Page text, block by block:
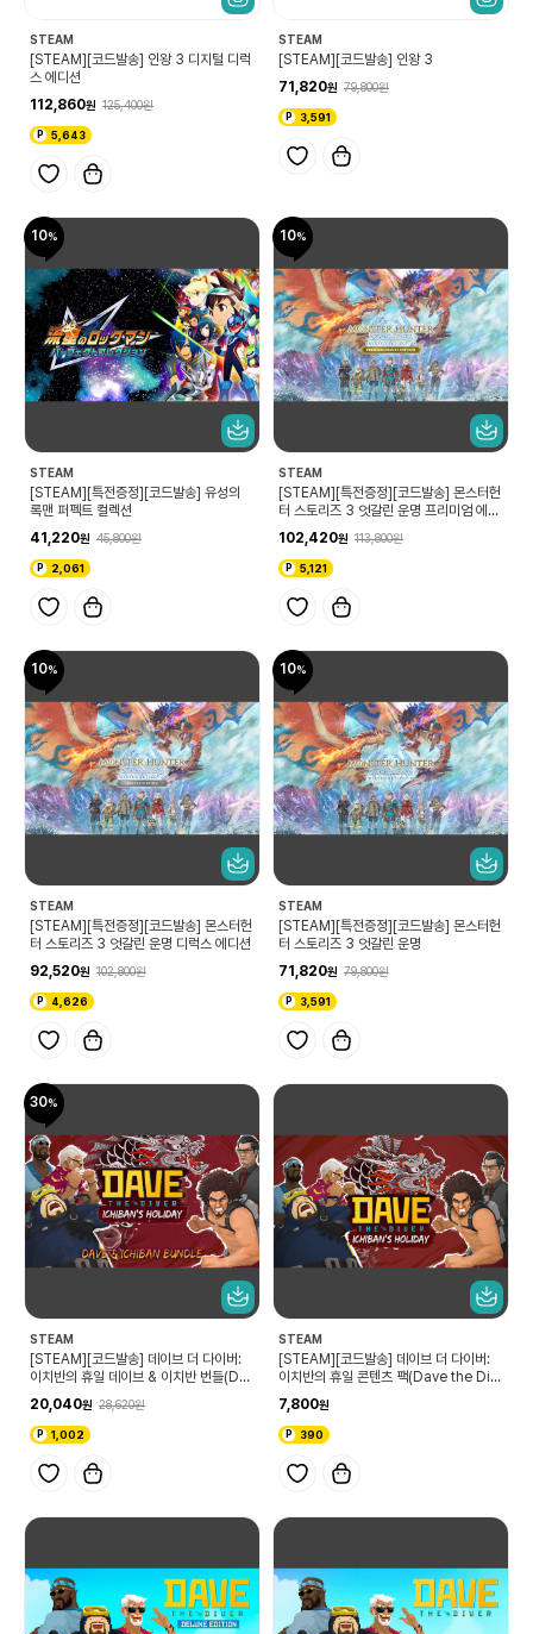
STEAM
[STEAM][코드발송] 인왕 3 디지털 디럭
스 에디션
112,860
125,400
5,643
STEAM
[STEAM][코드발송] 인왕 3
71,820
79,800
3,591
10
STEAM
[STEAM][특전증정][코드발송] 유성의
록맨 퍼펙트 컬렉션
41,220
45,800
2,061
10
STEAM
[STEAM][특전증정][코드발송] 몬스터헌
터 스토리즈 3 엇갈린 운명 프리미엄 에디
102,420 113,800
5,121
10
STEAM
[STEAM][특전증정][코드발송] 몬스터헌
터 스토리즈 3 엇갈린 운명 디럭스 에디션
92,520
102,800
4,626
10
STEAM
[STEAM][특전증정][코드발송] 몬스터헌
터 스토리즈 3 엇갈린 운명
71,820
79,800
3,591
30
STEAM
[STEAM][코드발송] 데이브 더 다이버:
이치반의 휴일 데이브 & 이치반 번들(Dav
E & ICHIBAN BUNDLE)
20,040 28,620
1,002
STEAM
[STEAM][코드발송] 데이브 더 다이버:
이치반의 휴일 콘텐츠 팩(Dave the Div
k)
7,800
390